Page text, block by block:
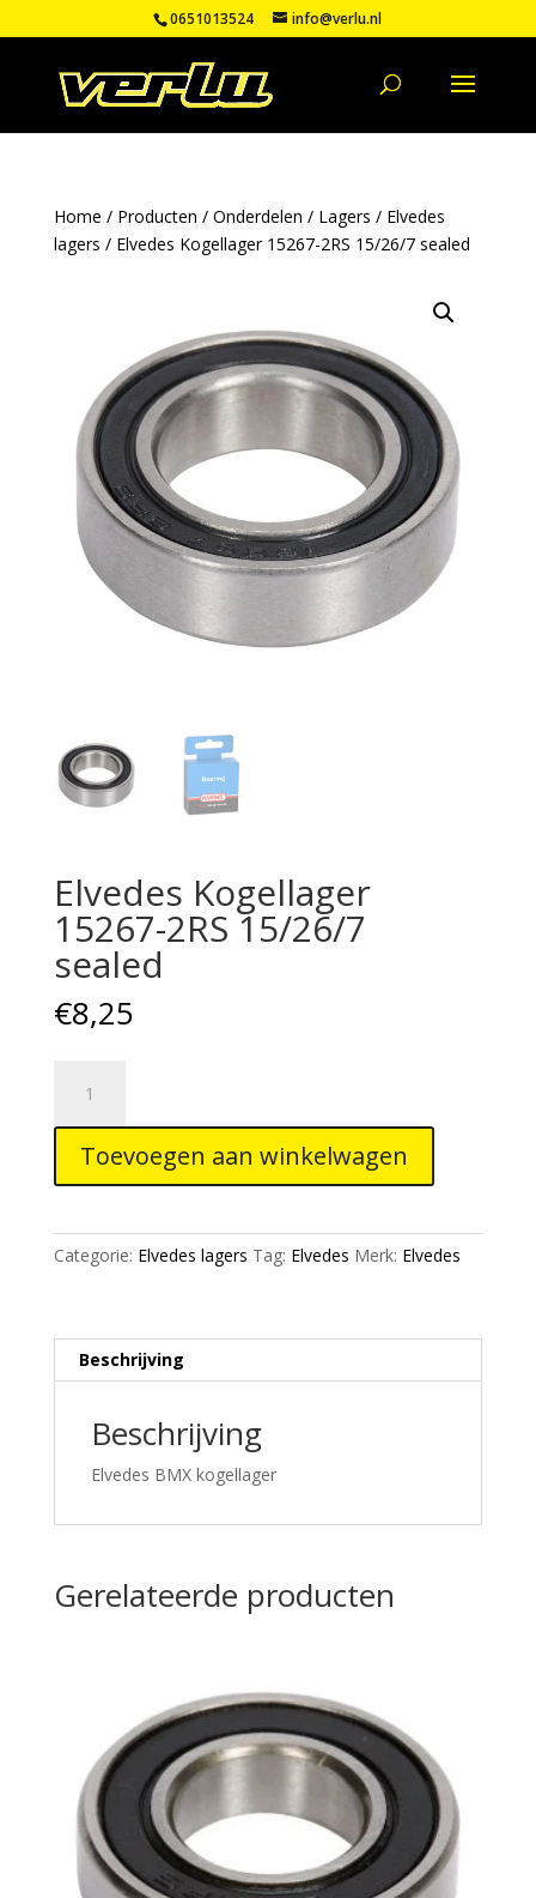
0651013524 info@verlu.nl
Home / Producten / Onderdelen / Lagers / Elvedes
lagers / Elvedes Kogellager 15267-2RS 15/26/7 sealed
Elvedes Kogellager
15267-2RS 15/26/7
sealed
€8,25
Kogellager
15267-
2RS
15/26/7
aantal
Toevoegen aan winkelwagen
Categorie: Elvedes lagers Tag: Elvedes Merk: Elvedes
Beschrijving
Beschrijving
Elvedes BMX kogellager
Gerelateerde producten